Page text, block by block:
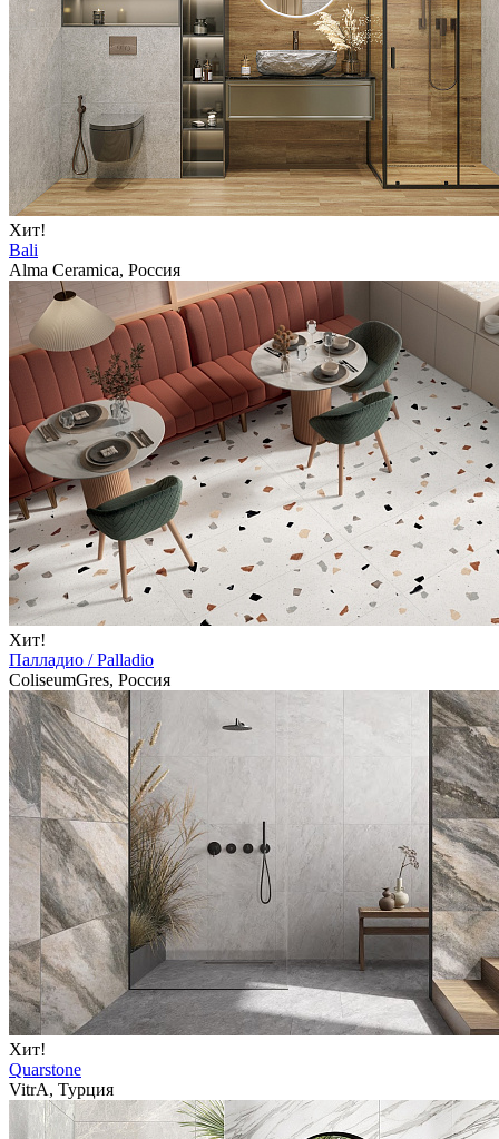
Хит!
Bali
Alma Ceramica, Россия
Хит!
Палладио / Palladio
ColiseumGres, Россия
Хит!
Quarstone
VitrA, Турция